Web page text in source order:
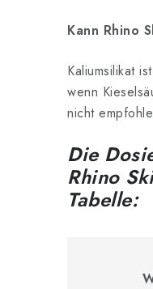
Kann Rhino
Kaliumsilikat
wenn
nicht
Die
Rhino
Tabelle: